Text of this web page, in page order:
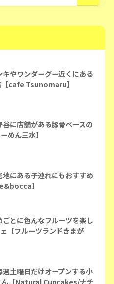
キやワンダーグー近くにある
【cafe Tsunomaru】
谷に店舗がある豚骨ベースの
めん三水】
地にある子連れにもおすすめ
】
ごとに色んなフルーツを楽し
【フルーツランドきまが
週土曜日だけオープンする小
ん【Natural Cupcakes/ナチ